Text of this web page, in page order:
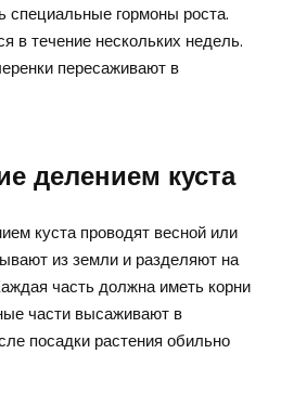
специальные гормоны роста.
в течение нескольких недель.
пересаживают в
делением куста
куста проводят весной или
из земли и разделяют на
часть должна иметь корни
части высаживают в
посадки растения обильно